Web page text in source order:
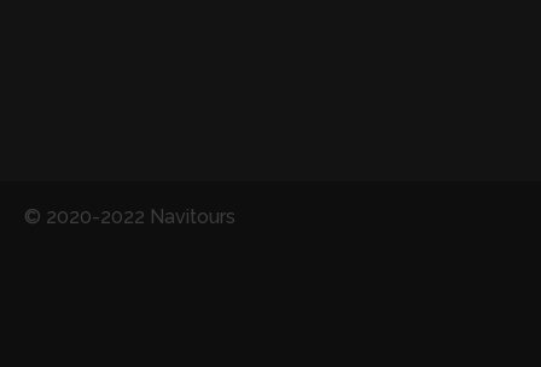
© 2020-2022 Navitours